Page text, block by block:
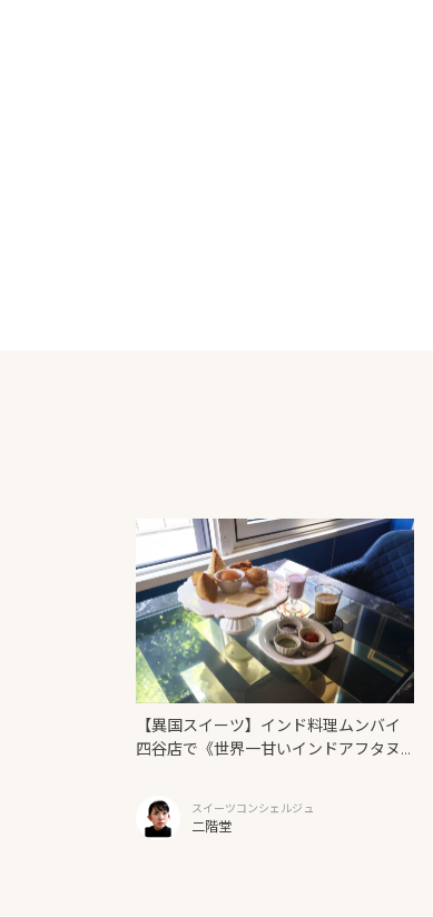
【異国スイーツ】インド料理ムンバイ
四谷店で《世界一甘いインドアフタヌ
スイーツコンシェルジュ
二階堂